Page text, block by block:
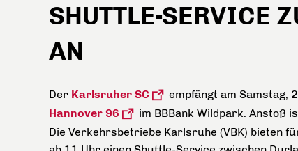
SHUTTLE-SERVICE
AN
Der Karlsruher SC
empfängt am Samstag,
Hannover 96
im BBBank Wildpark. Anstoß
Die Verkehrsbetriebe Karlsruhe (VBK) bieten